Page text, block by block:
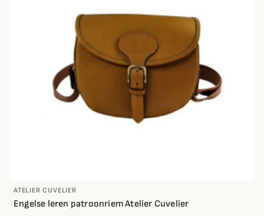
ATELIER CUVELIER
Engelse leren patroonriem Atelier Cuvelier